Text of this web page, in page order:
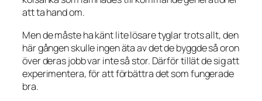
att ta hand om.
Men de måste ha känt lite lösare tyglar trots allt, den
här gången skulle ingen äta av det de byggde så oron
över deras jobb var inte så stor. Därför tillät de sig att
experimentera, för att förbättra det som fungerade
bra.